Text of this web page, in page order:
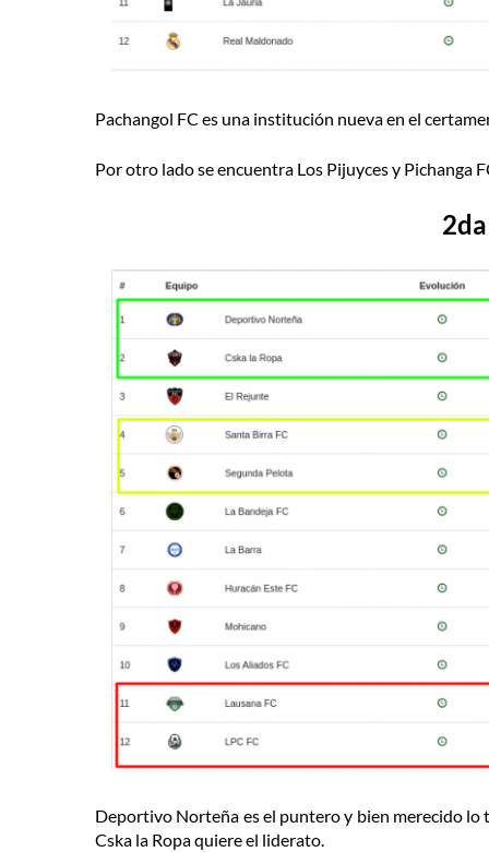
Pachangol FC es una institución nueva en el
Por otro lado se encuentra Los Pijuyces y Pichanga
Deportivo Norteña es el puntero y bien merecido lo
Cska la Ropa quiere el liderato.